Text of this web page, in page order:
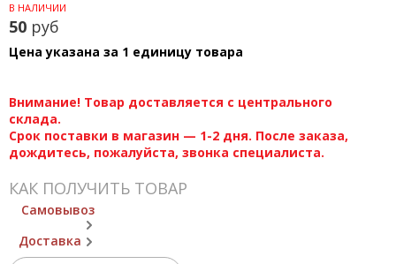
В НАЛИЧИИ
50 руб
Цена указана за 1 единицу товара
Внимание! Товар доставляется с центрального
склада.
Срок поставки в магазин — 1-2 дня. После заказа,
дождитесь, пожалуйста, звонка специалиста.
КАК ПОЛУЧИТЬ ТОВАР
Самовывоз
Доставка